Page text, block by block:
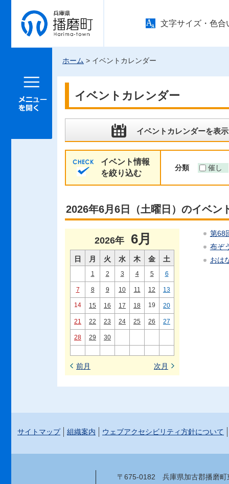
兵庫県 播
磨町
文字サイズ・色合
メニュー
ホーム > イベントカレンダー
イベントカレンダー
イベントカレンダーを表示
イベント情報
を絞り込む
分類 催し
2026年6月6日（土曜日）のイベン
2026年 6月
日 月 火 水 木 金 土
1 2 3 4 5 6
7 8 9 10 11 12 13
14 15 16 17 18 19 20
21 22 23 24 25 26 27
28 29 30
前月 次月
第68
布ぞ
おは
サイトマップ 組織案内 ウェブアクセシビリティ方針について
〒675-0182 兵庫県加古郡播磨